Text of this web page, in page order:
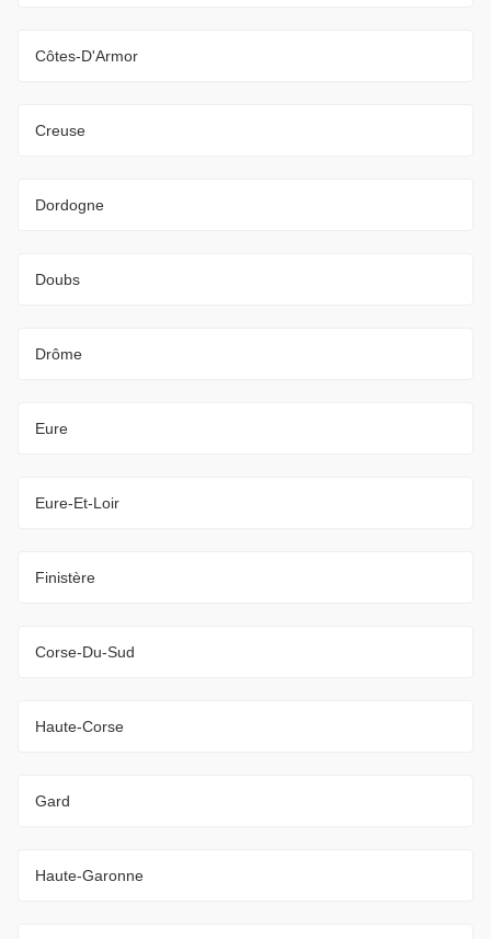
Côtes-D'Armor
Creuse
Dordogne
Doubs
Drôme
Eure
Eure-Et-Loir
Finistère
Corse-Du-Sud
Haute-Corse
Gard
Haute-Garonne